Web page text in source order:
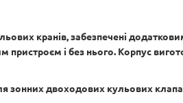
кранів, забезпечені
і без нього. Корпус
зонних двоходових кульових